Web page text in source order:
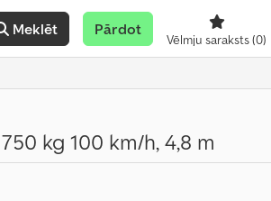
Meklēt Pārdot
Vēlmju saraksts(0)
kg 100 km/h, 4,8 m